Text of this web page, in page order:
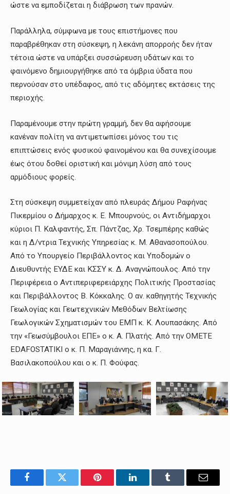
ώστε να εμποδίζεται η διάβρωση των πρανών.
Παράλληλα, σύμφωνα με τους επιστήμονες που
παραβρέθηκαν στη σύσκεψη, η λεκάνη απορροής δεν ήταν
τέτοια ώστε να υπάρξει συσσώρευση υδάτων και το
φαινόμενο δημιουργήθηκε από τα όμβρια ύδατα που
περνούσαν στο υπέδαφος, από τις αδόμητες εκτάσεις της
περιοχής.
Παραμένουμε στην πρώτη γραμμή, δεν θα αφήσουμε
κανέναν πολίτη να αντιμετωπίσει μόνος του τις
επιπτώσεις ενός φυσικού φαινομένου και θα συνεχίσουμε
έως ότου δοθεί οριστική και μόνιμη λύση από τους
αρμόδιους φορείς.
Στη σύσκεψη συμμετείχαν από πλευράς Δήμου Ραφήνας
Πικερμίου ο Δήμαρχος κ. Ε. Μπουρνούς, οι Αντιδήμαρχοι
κύριοι Π. Καλφαντής, Σπ. Πάντζας, Χρ. Τσεμπέρης καθώς
και η Δ/ντρια Τεχνικής Υπηρεσίας κ. Μ. Αθανασοπούλου.
Από το Υπουργείο Περιβάλλοντος και Υποδομών ο
Διευθυντής ΕΥΔΕ και ΚΣΣΥ κ. Δ. Αναγνώπουλος. Από την
Περιφέρεια ο Αντιπεριφερειάρχης Πολιτικής Προστασίας
και Περιβάλλοντος Β. Κόκκαλης. Ο αν. καθηγητής Τεχνικής
Γεωλογίας και Γεωτεχνικών Μεθόδων Βελτίωσης
Γεωλογικών Σχηματισμών του ΕΜΠ κ. Κ. Λουπασάκης. Από
την «Γεωσύμβουλοι ΕΠΕ» ο κ. Α. Πλατής. Από την OMETE
EDAFOSTATIKI ο κ. Π. Μαραγιάννης, η κα. Γ.
Βασιλακοπούλου και ο κ. Π. Φούφας.
FacebookTwitter Pinterest LinkedInTumblr Email